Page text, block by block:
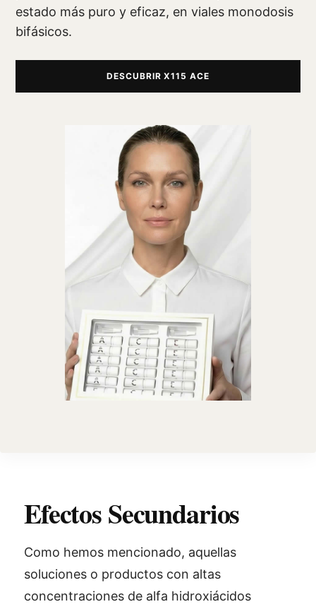
estado más puro y eficaz, en viales monodosis
bifásicos.
DESCUBRIR X115 ACE
Efectos Secundarios
Como hemos mencionado, aquellas
soluciones o productos con altas
concentraciones de alfa hidroxiácidos